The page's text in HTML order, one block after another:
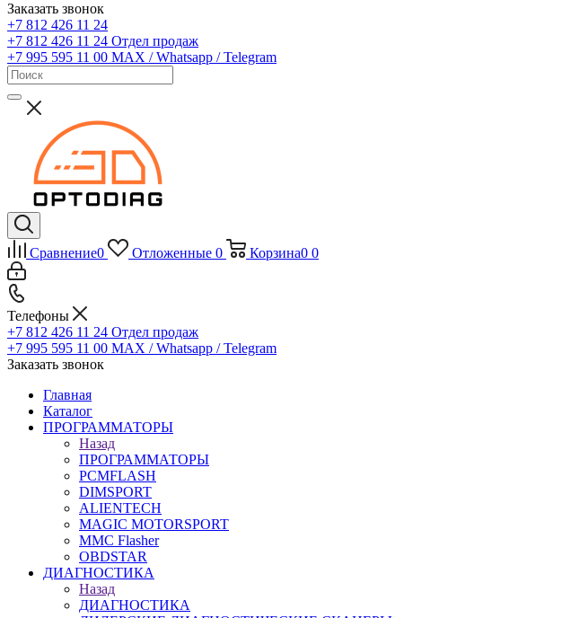
Заказать звонок
+7 812 426 11 24
+7 812 426 11 24 Отдел продаж
+7 995 595 11 00 MAX / Whatsapp / Telegram
Сравнение0 Отложенные 0 Корзина0 0
Телефоны
+7 812 426 11 24 Отдел продаж
+7 995 595 11 00 MAX / Whatsapp / Telegram
Заказать звонок
Главная
Каталог
ПРОГРАММАТОРЫ
Назад
ПРОГРАММАТОРЫ
PCMFLASH
DIMSPORT
ALIENTECH
MAGIC MOTORSPORT
MMC Flasher
OBDSTAR
ДИАГНОСТИКА
Назад
ДИАГНОСТИКА